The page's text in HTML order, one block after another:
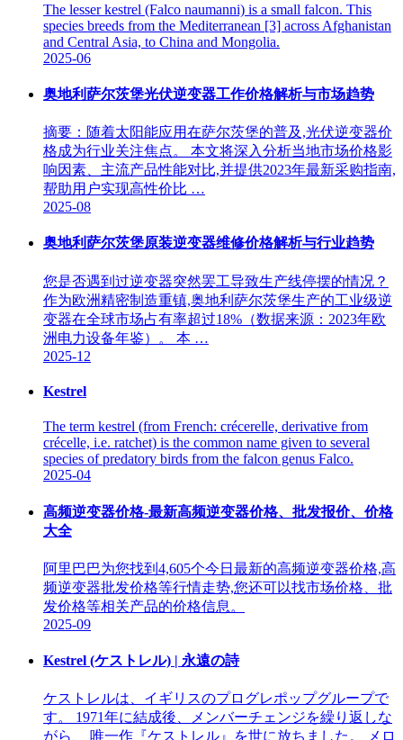
The lesser kestrel (Falco naumanni) is a small falcon. This
species breeds from the Mediterranean [3] across Afghanistan
and Central Asia, to China and Mongolia.
2025-06
奥地利萨尔茨堡光伏逆变器工作价格解析与市场趋势
摘要：随着太阳能应用在萨尔茨堡的普及,光伏逆变器价
格成为行业关注焦点。 本文将深入分析当地市场价格影
响因素、主流产品性能对比,并提供2023年最新采购指南,
帮助用户实现高性价比 …
2025-08
奥地利萨尔茨堡原装逆变器维修价格解析与行业趋势
您是否遇到过逆变器突然罢工导致生产线停摆的情况？
作为欧洲精密制造重镇,奥地利萨尔茨堡生产的工业级逆
变器在全球市场占有率超过18%（数据来源：2023年欧
洲电力设备年鉴）。 本 …
2025-12
Kestrel
The term kestrel (from French: crécerelle, derivative from
crécelle, i.e. ratchet) is the common name given to several
species of predatory birds from the falcon genus Falco.
2025-04
高频逆变器价格-最新高频逆变器价格、批发报价、价格
大全
阿里巴巴为您找到4,605个今日最新的高频逆变器价格,高
频逆变器批发价格等行情走势,您还可以找市场价格、批
发价格等相关产品的价格信息。
2025-09
Kestrel (ケストレル) | 永遠の詩
ケストレルは、イギリスのプログレポップグループで
す。 1971年に結成後、メンバーチェンジを繰り返しな
がら、 唯一作『ケストレル』を世に放ちました。 メロ